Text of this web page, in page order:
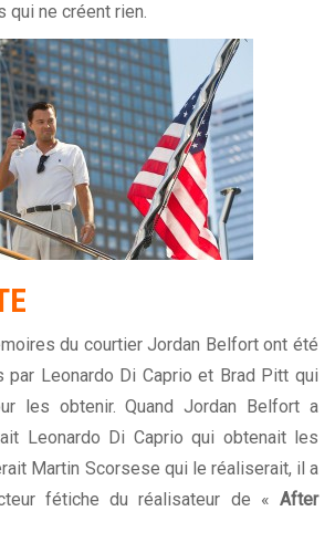
qui ne créent rien.
du courtier Jordan Belfort ont été
par Leonardo Di Caprio et Brad Pitt qui
les obtenir. Quand Jordan Belfort a
Leonardo Di Caprio qui obtenait les
Martin Scorsese qui le réaliserait, il a
fétiche du réalisateur de « After